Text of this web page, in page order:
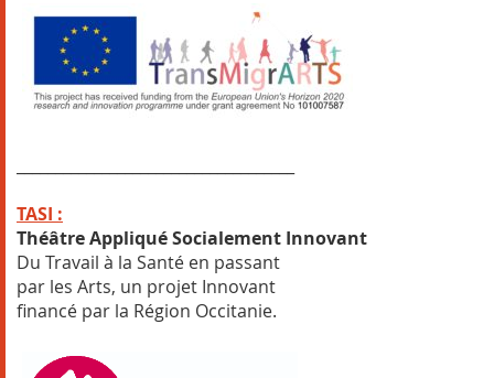
TASI :
Théâtre Appliqué Socialement Innovant
Du Travail à la Santé en passant
par les Arts, un projet Innovant
financé par la Région Occitanie.